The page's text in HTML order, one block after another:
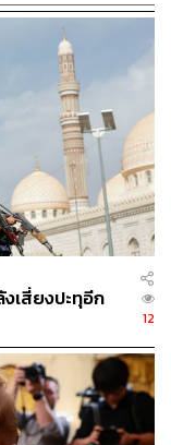
ส่งออกสินค้าไทย
พียงราว 20-30%
แห่งได้รับผลกระ
นทางขนส่งไปยัง
Ali) ท่าเรือ
ป็นศูนย์กลางการ
ต่ในช่วงหลังมี
าระเบียมากขึ้น
รองรับ เรือ
ให้เกิดความ
องพึ่งพารถบรรทุก
เสี่ยงปะทุอีก
12